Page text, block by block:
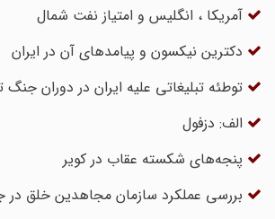
آمریکا ، انگلیس و امتیاز نفت شمال
دکترین نیکسون و پیامدهای آن در ایران
توطئه تبلیغاتی علیه ایران در دوران جنگ
الف: دزفول
پنجه‌های شکسته عقاب در کویر
بررسی عملکرد سازمان مجاهدین خلق در